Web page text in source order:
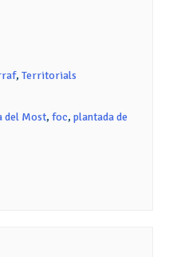
,Territorials
del Most,foc,plantada de